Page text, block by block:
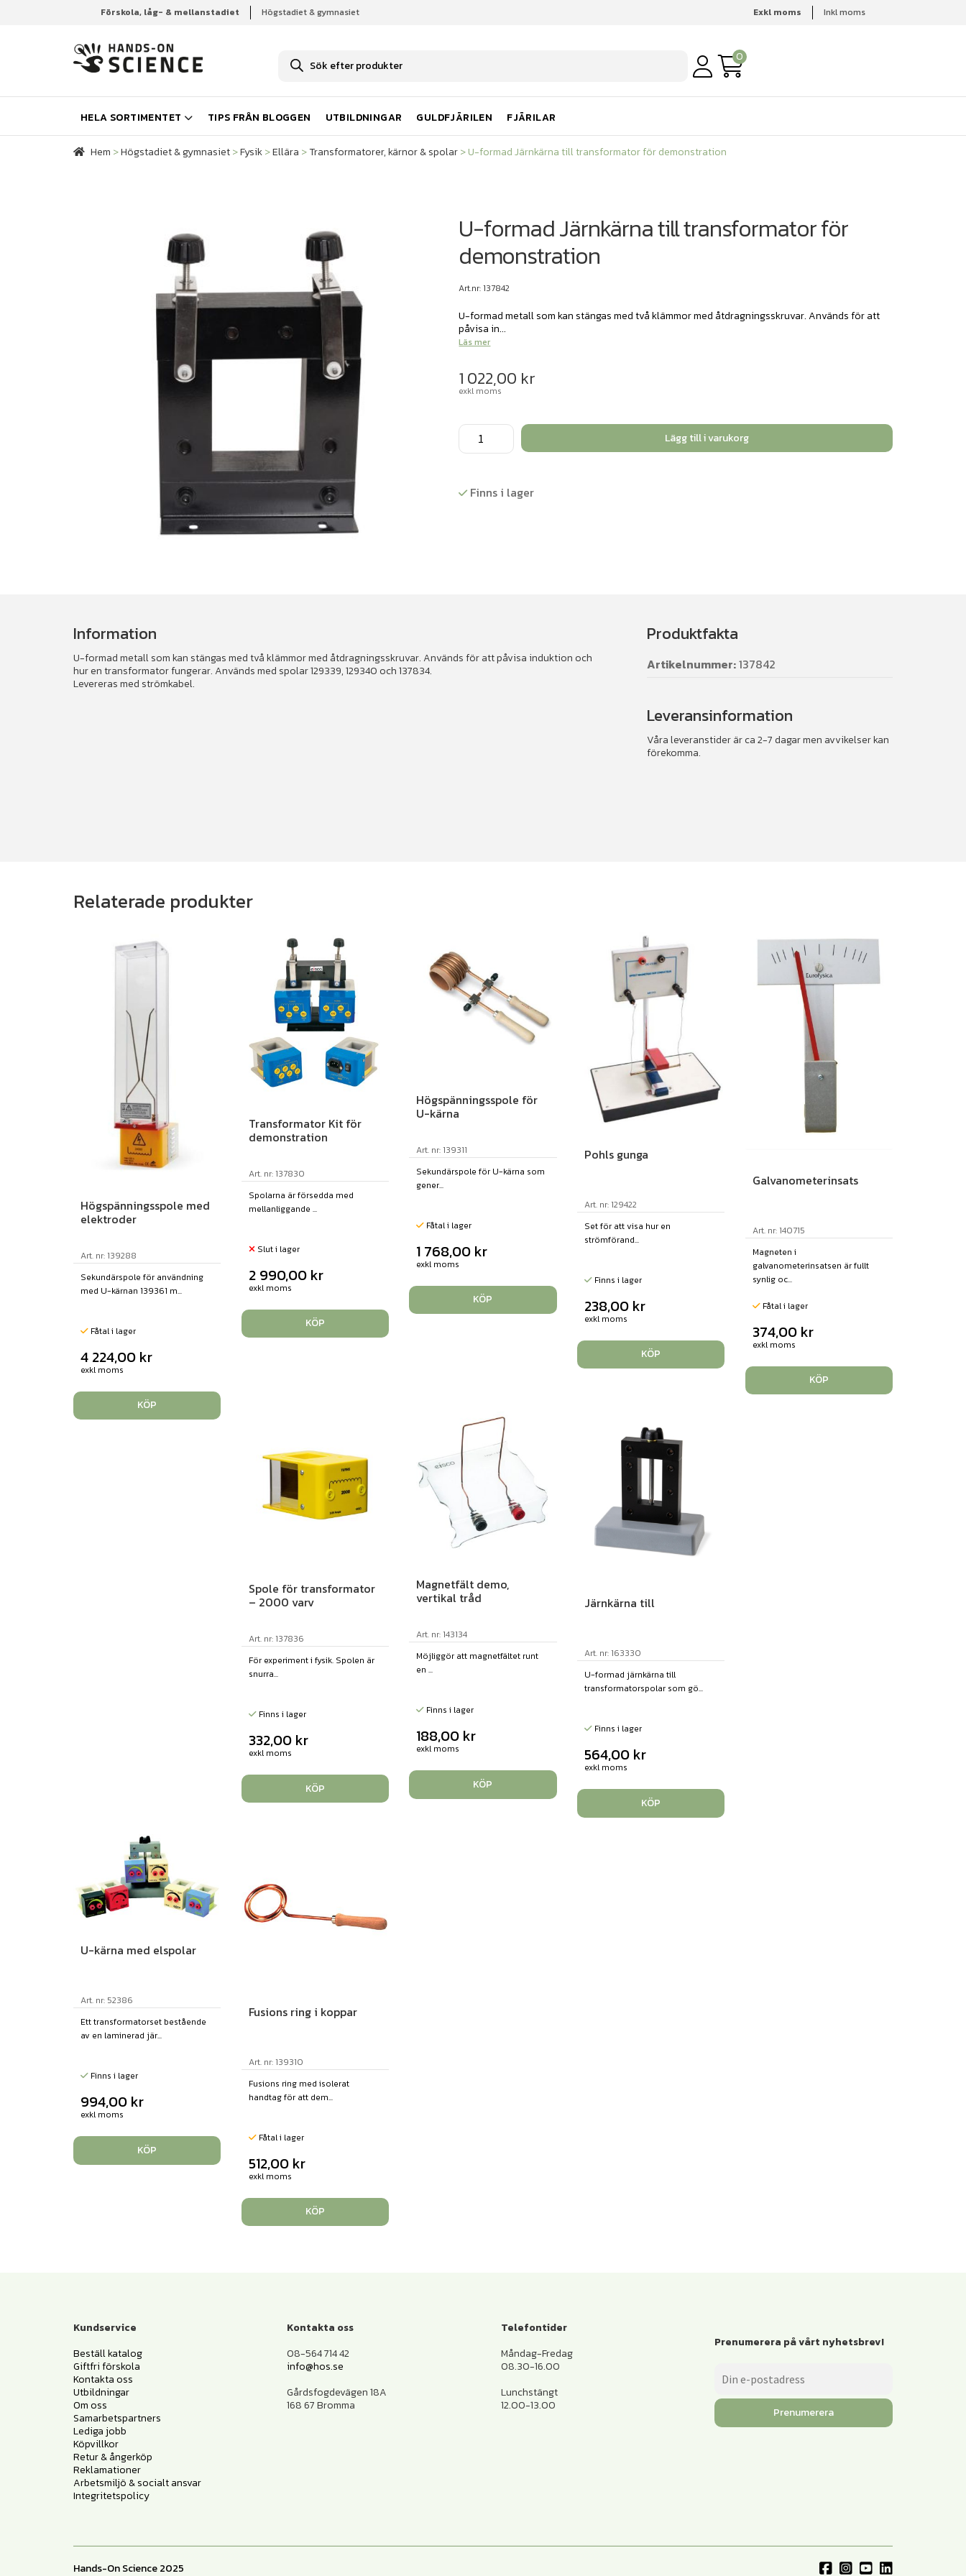
Förskola, låg- & mellanstadiet Högstadiet & gymnasiet Exkl moms Inkl moms
u
k
t
s
ö
k
0
HELA SORTIMENTET TIPS FRÅN BLOGGEN UTBILDNINGAR GULDFJÄRILEN FJÄRILAR
Hem Högstadiet & gymnasiet Fysik Ellära Transformatorer, kärnor & spolar
Hem >Högstadiet & gymnasiet>Fysik>Ellära >Transformatorer, kärnor & spolar>U-formad Järnkärna till transformator för demonstration
U-formad Järnkärna till transformator för
demonstration
Art.nr: 137842
U-formad metall som kan stängas med två klämmor med åtdragningsskruvar. Används för att
påvisa in...
Läs mer
1 022,00 kr
exkl moms
U-
formad
till
transformator
Lägg till i varukorg
Finns i lager
Information
U-formad metall som kan stängas med två klämmor med åtdragningsskruvar. Används för att påvisa induktion och
hur en transformator fungerar. Används med spolar 129339, 129340 och 137834.
Levereras med strömkabel.
Produktfakta
Artikelnummer:137842
Leveransinformation
Våra leveranstider är ca 2-7 dagar men avvikelser kan
förekomma.
Relaterade produkter
Högspänningsspole med
elektroder
Art. nr: 139288
Sekundärspole för användning
med U-kärnan 139361 m...
Fåtal i lager
4 224,00 kr
exkl moms
KÖP
Transformator Kit för
demonstration
Art. nr: 137830
Spolarna är försedda med
mellanliggande ...
Slut i lager
2 990,00 kr
exkl moms
KÖP
Högspänningsspole för
U-kärna
Art. nr: 139311
Sekundärspole för U-kärna som
gener...
Fåtal i lager
1 768,00 kr
exkl moms
KÖP
Pohls gunga
Art. nr: 129422
Set för att visa hur en
strömförand...
Finns i lager
238,00 kr
exkl moms
KÖP
Galvanometerinsats
Art. nr: 140715
Magneten i
galvanometerinsatsen är fullt
synlig oc...
Fåtal i lager
374,00 kr
exkl moms
KÖP
Spole för transformator
– 2000 varv
Art. nr: 137836
För experiment i fysik. Spolen är
snurra...
Finns i lager
332,00 kr
exkl moms
KÖP
Magnetfält demo,
vertikal tråd
Art. nr: 143134
Möjliggör att magnetfältet runt
en ...
Finns i lager
188,00 kr
exkl moms
KÖP
Järnkärna till
Art. nr: 163330
U-formad järnkärna till
transformatorspolar som gö...
Finns i lager
564,00 kr
exkl moms
KÖP
U-kärna med elspolar
Art. nr: 52386
Ett transformatorset bestående
av en laminerad jär...
Finns i lager
994,00 kr
exkl moms
KÖP
Fusions ring i koppar
Art. nr: 139310
Fusions ring med isolerat
handtag för att dem...
Fåtal i lager
512,00 kr
exkl moms
KÖP
Kundservice
Beställ katalog
Giftfri förskola
Kontakta oss
Utbildningar
Om oss
Samarbetspartners
Lediga jobb
Köpvillkor
Retur & ångerköp
Reklamationer
Arbetsmiljö & socialt ansvar
Integritetspolicy
Kontakta oss
08-564 714 42
info@hos.se
Gårdsfogdevägen 18A
168 67 Bromma
Telefontider
Måndag-Fredag
08.30-16.00
Lunchstängt
12.00-13.00
Prenumerera på vårt nyhetsbrev!
Prenumerera
Hands-On Science 2025